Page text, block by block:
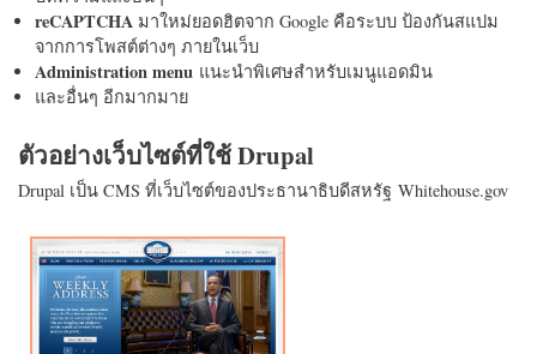
reCAPTCHA มาใหม่ยอดฮิตจาก Google คือระบบ ป้องกันสแปม
จากการโพสต์ต่างๆ ภายในเว็บ
Administration menu แนะนำพิเศษสำหรับเมนูแอดมิน
และอื่นๆ อีกมากมาย
ตัวอย่างเว็บไซต์ที่ใช้ Drupal
Drupal เป็น CMS ที่เว็บไซต์ของประธานาธิบดีสหรัฐ Whitehouse.gov